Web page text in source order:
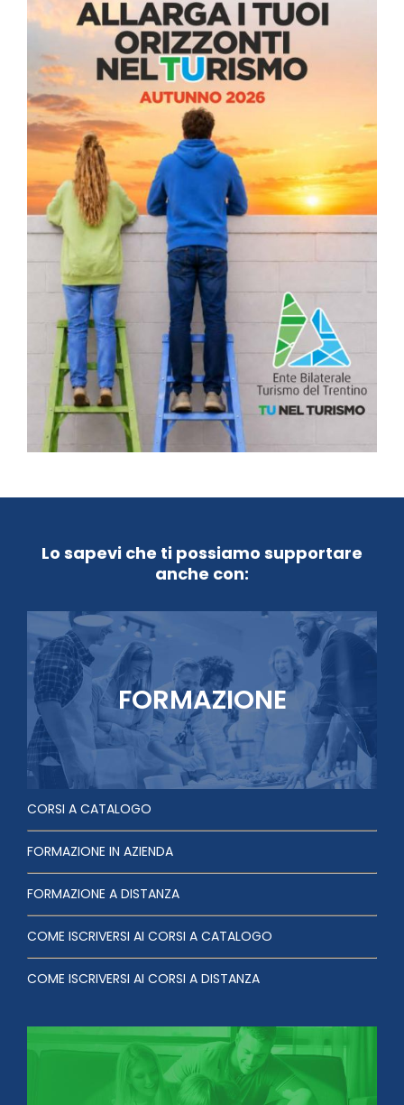
Lo sapevi che ti possiamo supportare
anche con:
FORMAZIONE
CORSI A CATALOGO
FORMAZIONE IN AZIENDA
FORMAZIONE A DISTANZA
COME ISCRIVERSI AI CORSI A CATALOGO
COME ISCRIVERSI AI CORSI A DISTANZA